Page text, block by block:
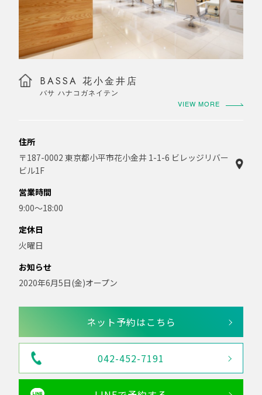
BASSA 花小金井店
バサ ハナコガネイテン
VIEW MORE
住所
〒187-0002 東京都小平市花小金井 1-1-6 ビレッジリバー
ビル1F
営業時間
9:00〜18:00
定休日
火曜日
お知らせ
2020年6月5日(金)オープン
ネット予約はこちら
042-452-7191